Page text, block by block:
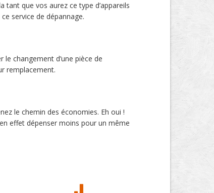
que vos aurez ce type d’appareils
service de dépannage.
changement d’une pièce de
remplacement.
le chemin des économies. Eh oui !
effet dépenser moins pour un même